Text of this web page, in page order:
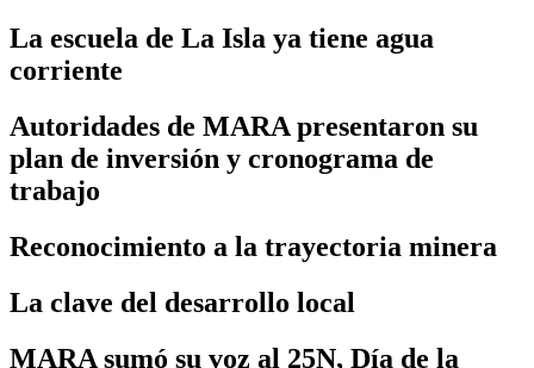
La escuela de La Isla ya tiene agua
corriente
Autoridades de MARA presentaron su
plan de inversión y cronograma de
trabajo
Reconocimiento a la trayectoria minera
La clave del desarrollo local
MARA sumó su voz al 25N, Día de la